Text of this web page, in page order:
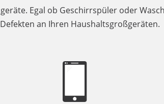
Egal ob Geschirrspüler oder
an Ihren Haushaltsgroßgeräten.